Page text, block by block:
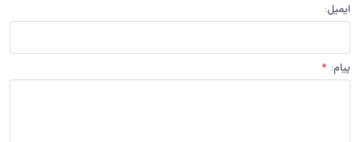
ایمیل:
پیام:
*